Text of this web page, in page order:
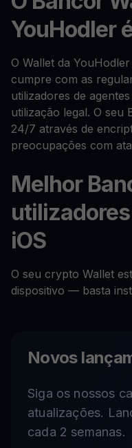
YouHodler
O Wallet da
cumpre com as
utilizadores de
utilização legal. O seu
24/7 através de
preocupações com
Melhor
iOS
O seu crypto Wallet
dispositivo — basta
Novos
Siga os nossos
atualizações.
cada 2 semanas.